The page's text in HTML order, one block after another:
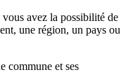
avez la possibilité de
une région, un pays ou
commune et ses